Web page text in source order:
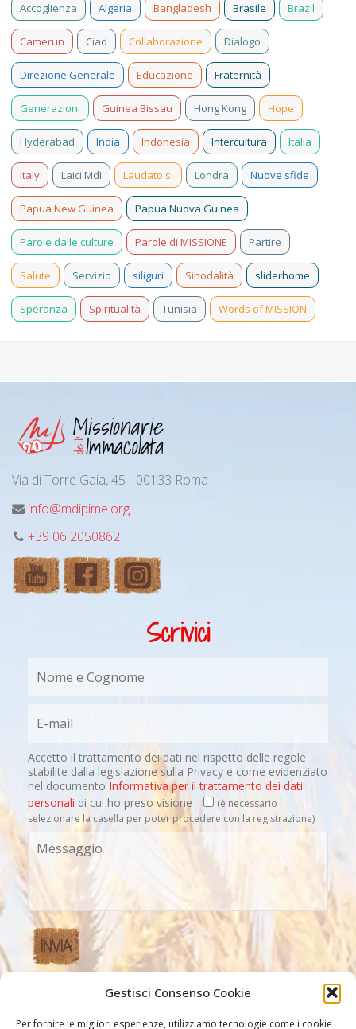
Gestisci Consenso Cookie
Per fornire le migliori esperienze, utilizziamo tecnologie come i cookie
Accoglienza Algeria Bangladesh Brasile Brazil
Camerun Ciad Collaborazione Dialogo
Direzione Generale Educazione Fraternità
Generazioni Guinea Bissau Hong Kong Hope
Hyderabad India Indonesia Intercultura Italia
Italy Laici MdI Laudato si Londra Nuove sfide
Papua New Guinea Papua Nuova Guinea
Parole dalle culture Parole di MISSIONE Partire
Salute Servizio siliguri Sinodalità sliderhome
Speranza Spiritualità Tunisia Words of MISSION
Via di Torre Gaia, 45 - 00133 Roma
info@mdipime.org
+39 06 2050862
Scrivici
Accetto il trattamento dei dati nel rispetto delle regole
stabilite dalla legislazione sulla Privacy e come evidenziato
nel documento Informativa per il trattamento dei dati
personali di cui ho preso visione
(è necessario
selezionare la casella per poter procedere con la registrazione)
Altri Link